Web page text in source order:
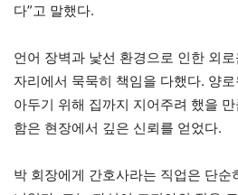
다”고 말했다.
언어 장벽과 낯선 환경으로 인한 외
자리에서 묵묵히 책임을 다했다. 양
아두기 위해 집까지 지어주려 했을
함은 현장에서 깊은 신뢰를 얻었다.
박 회장에게 간호사라는 직업은 단